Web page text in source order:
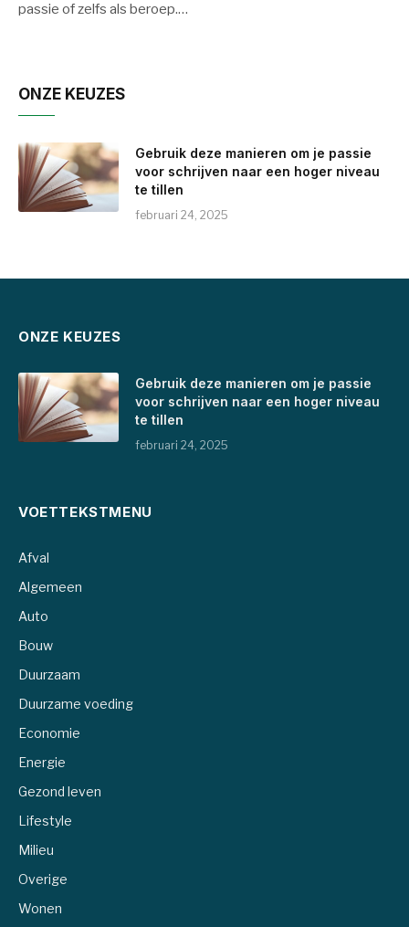
passie of zelfs als beroep.…
ONZE KEUZES
Gebruik deze manieren om je passie
voor schrijven naar een hoger niveau
te tillen
februari 24, 2025
ONZE KEUZES
Gebruik deze manieren om je passie
voor schrijven naar een hoger niveau
te tillen
februari 24, 2025
VOETTEKSTMENU
Afval
Algemeen
Auto
Bouw
Duurzaam
Duurzame voeding
Economie
Energie
Gezond leven
Lifestyle
Milieu
Overige
Wonen